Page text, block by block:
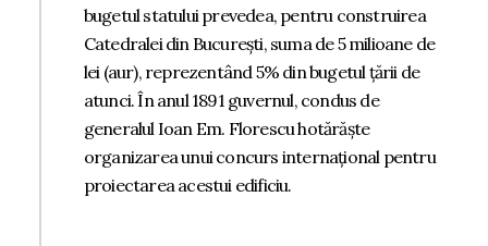
bugetul statului prevedea, pentru construirea
Catedralei din București, suma de 5 milioane de
lei (aur), reprezentând 5% din bugetul țării de
atunci. În anul 1891 guvernul, condus de
generalul Ioan Em. Florescu hotărăște
organizarea unui concurs internațional pentru
proiectarea acestui edificiu.